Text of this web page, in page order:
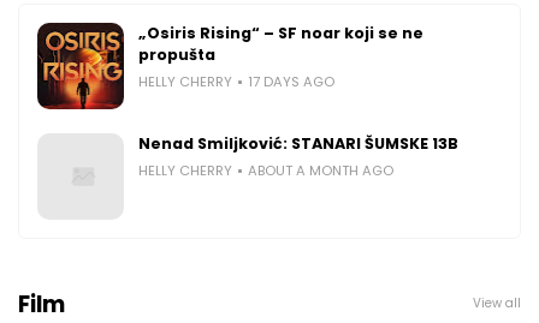
„Osiris Rising“ – SF noar koji se ne
propušta
HELLY CHERRY 17 DAYS AGO
Nenad Smiljković: STANARI ŠUMSKE 13B
HELLY CHERRY ABOUT A MONTH AGO
Film View all